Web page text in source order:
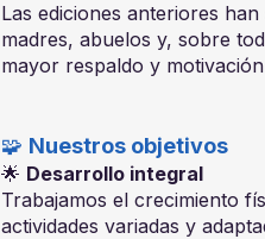
Las ediciones anteriores
madres, abuelos y, sobre
mayor respaldo y
🧩 Nuestros objetivos
🌟 Desarrollo integral
Trabajamos el crecimiento
actividades variadas y